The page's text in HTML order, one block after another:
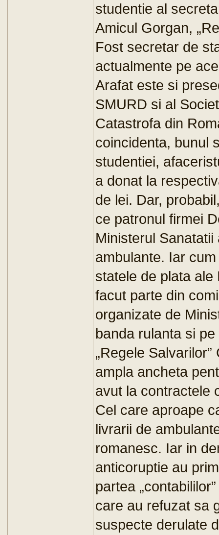
studentie al
Amicul Gorgan,
Fost secretar de
actualmente pe
Arafat este si
SMURD si al
Catastrofa din
coincidenta, bunul
studentiei,
a donat la
de lei. Dar,
ce patronul firmei
Ministerul
ambulante. Iar
statele de plata
facut parte din
organizate de
banda rulanta si
„Regele
ampla ancheta
avut la contractele
Cel care aproape
livrarii de
romanesc. Iar in
anticoruptie au
partea
care au refuzat sa
suspecte derulate